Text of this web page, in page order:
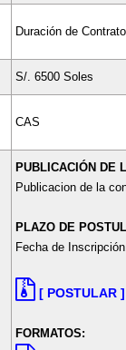
Duración de
S/. 6500 Soles
CAS
PUBLICACIÓN DE
Publicacion de la
PLAZO DE
Fecha de
[ POSTULAR ]
FORMATOS: